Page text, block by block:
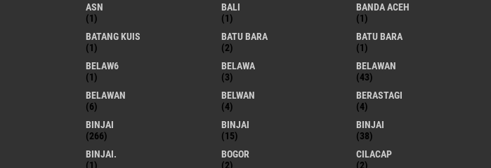
ASN
(1)
BALI
(1)
BANDA ACEH
(1)
BATANG KUIS
(1)
BATU BARA
(2)
BATU BARA
(1)
BELAW6
(1)
BELAWA
(3)
BELAWAN
(43)
BELAWAN
(6)
BELWAN
(4)
BERASTAGI
(4)
BINJAI
(266)
BINJAI
(15)
BINJAI
(38)
BINJAI.
(1)
BOGOR
(2)
CILACAP
(2)